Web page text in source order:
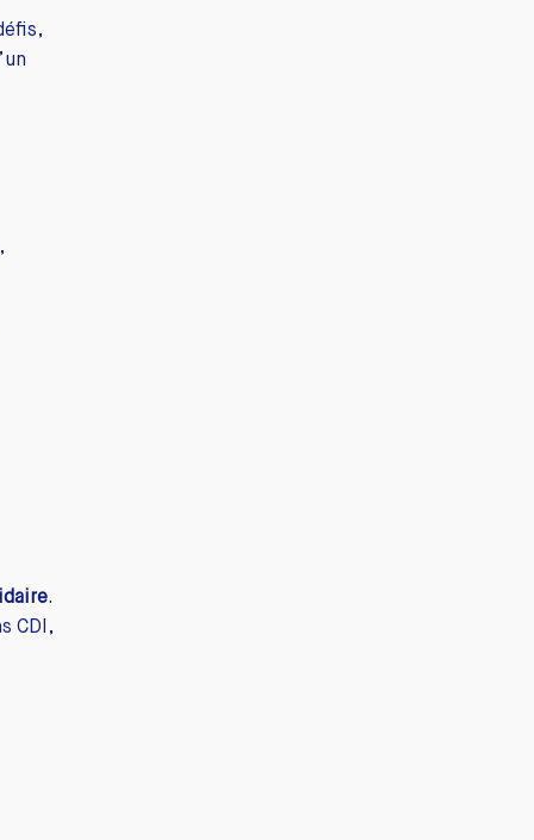
.
CDI,